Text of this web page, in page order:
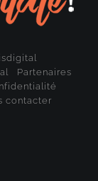
Partenaires
contacter